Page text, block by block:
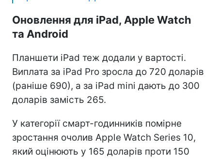
Оновлення для iPad, Apple Watch
та Android
Планшети iPad теж додали у вартості.
Виплата за iPad Pro зросла до 720 доларів
(раніше 690), а за iPad mini дають до 300
доларів замість 265.
У категорії смарт-годинників помірне
зростання очолив Apple Watch Series 10,
який оцінюють у 165 доларів проти 150